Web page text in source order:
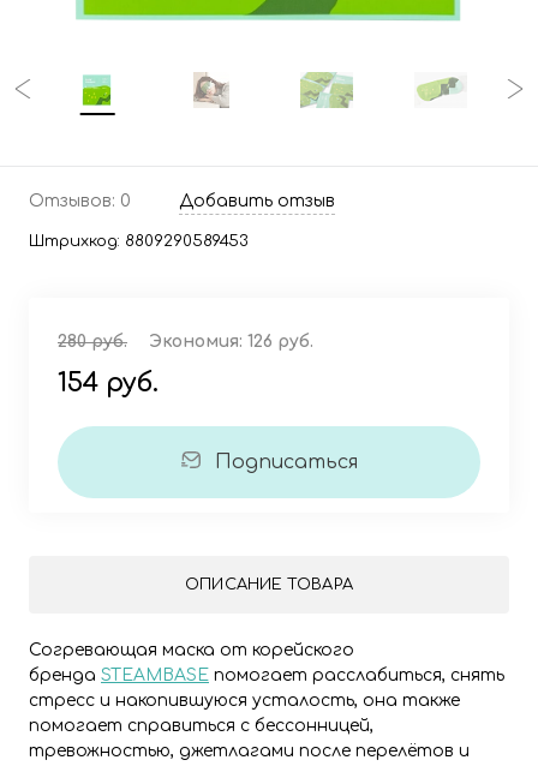
Отзывов: 0 Добавить отзыв
Штрихкод: 8809290589453
280 руб. Экономия: 126 руб.
154 руб.
Подписаться
ОПИСАНИЕ ТОВАРА
Согревающая маска от корейского
бренда STEAMBASE помогает расслабиться, снять
стресс и накопившуюся усталость, она также
помогает справиться с бессонницей,
тревожностью, джетлагами после перелётов и